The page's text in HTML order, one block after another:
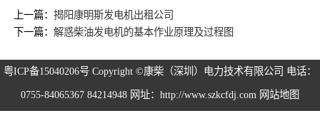
上一篇：揭阳康明斯发电机出租公司
下一篇：解惑柴油发电机的基本作业原理及过程图
粤ICP备15040206号 Copyright ©康柴（深圳）电力技术有限公司 电话：
0755-84065367 84214948 网址：http://www.szkcfdj.com 网站地图
CPG原厂整机